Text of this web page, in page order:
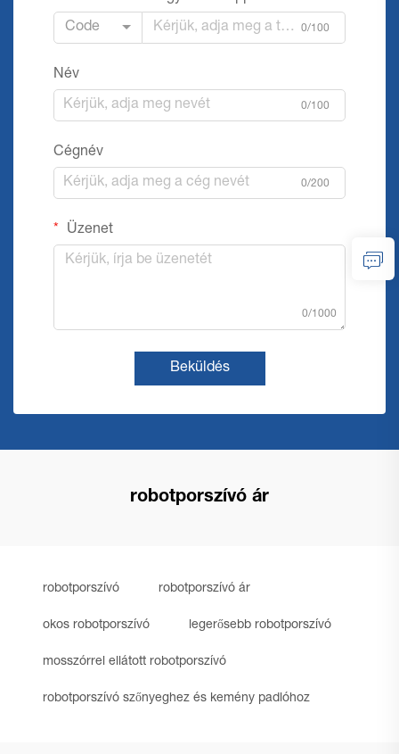
Code 0/100
Név
0/100
Cégnév
0/200
Üzenet
0/1000
Beküldés
robotporszívó ár
robotporszívó robotporszívó ár
okos robotporszívó legerősebb robotporszívó
mosszórrel ellátott robotporszívó
robotporszívó szőnyeghez és kemény padlóhoz